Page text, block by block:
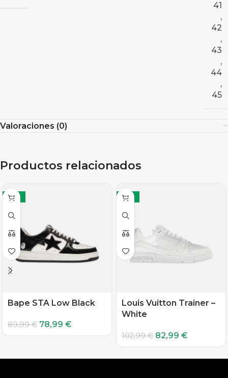
41
,
42
,
43
,
44
,
45
Valoraciones (0)
Productos relacionados
-12%
Bape STA Low Black
89,99€ 78,99 €
-19%
Louis Vuitton Trainer –
White
102,99€ 82,99 €